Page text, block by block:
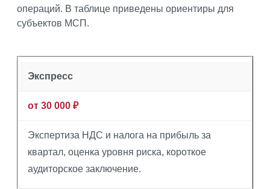
операций. В таблице приведены ориентиры для
субъектов МСП.
Экспресс
от 30 000 ₽
Экспертиза НДС и налога на прибыль за
квартал, оценка уровня риска, короткое
аудиторское заключение.